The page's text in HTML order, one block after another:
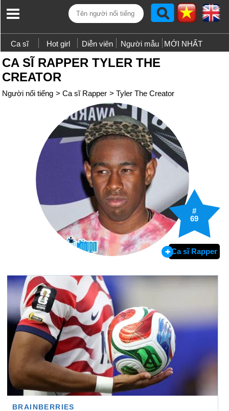
Ca sĩ Hot girl Diễn viên Người mẫu MỚI NHẤT
CA SĨ RAPPER TYLER THE
CREATOR
Người nổi tiếng > Ca sĩ Rapper > Tyler The Creator
#
69
Ca sĩ Rapper